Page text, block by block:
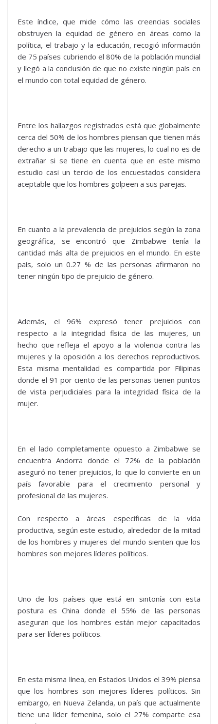
Este índice, que mide cómo las creencias sociales
obstruyen la equidad de género en áreas como la
política, el trabajo y la educación, recogió información
de 75 países cubriendo el 80% de la población mundial
y llegó a la conclusión de que no existe ningún país en
el mundo con total equidad de género.
Entre los hallazgos registrados está que globalmente
cerca del 50% de los hombres piensan que tienen más
derecho a un trabajo que las mujeres, lo cual no es de
extrañar si se tiene en cuenta que en este mismo
estudio casi un tercio de los encuestados considera
aceptable que los hombres golpeen a sus parejas.
En cuanto a la prevalencia de prejuicios según la zona
geográfica, se encontró que Zimbabwe tenía la
cantidad más alta de prejuicios en el mundo. En este
país, solo un 0.27 % de las personas afirmaron no
tener ningún tipo de prejuicio de género.
Además, el 96% expresó tener prejuicios con
respecto a la integridad física de las mujeres, un
hecho que refleja el apoyo a la violencia contra las
mujeres y la oposición a los derechos reproductivos.
Esta misma mentalidad es compartida por Filipinas
donde el 91 por ciento de las personas tienen puntos
de vista perjudiciales para la integridad física de la
mujer.
En el lado completamente opuesto a Zimbabwe se
encuentra Andorra donde el 72% de la población
aseguró no tener prejuicios, lo que lo convierte en un
país favorable para el crecimiento personal y
profesional de las mujeres.
Con respecto a áreas específicas de la vida
productiva, según este estudio, alrededor de la mitad
de los hombres y mujeres del mundo sienten que los
hombres son mejores líderes políticos.
Uno de los países que está en sintonía con esta
postura es China donde el 55% de las personas
aseguran que los hombres están mejor capacitados
para ser líderes políticos.
En esta misma línea, en Estados Unidos el 39% piensa
que los hombres son mejores líderes políticos. Sin
embargo, en Nueva Zelanda, un país que actualmente
tiene una líder femenina, solo el 27% comparte esa